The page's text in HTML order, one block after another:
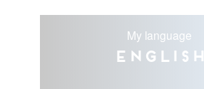
My language
English